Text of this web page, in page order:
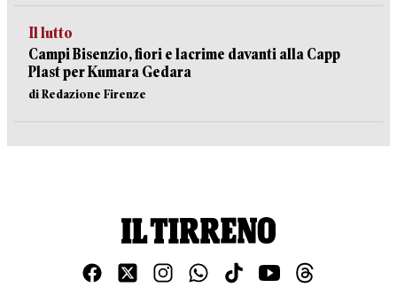
Il lutto
Campi Bisenzio, fiori e lacrime davanti alla Capp
Plast per Kumara Gedara
di Redazione Firenze